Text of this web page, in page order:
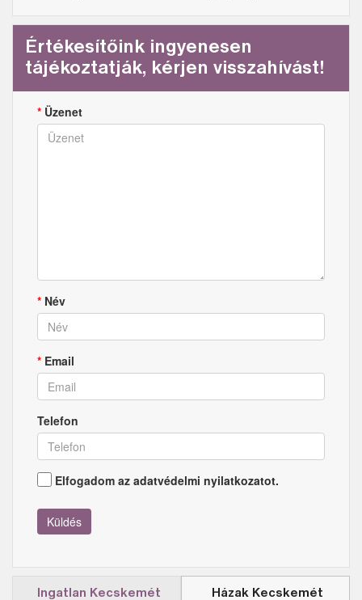
Értékesítőink ingyenesen
tájékoztatják, kérjen visszahívást!
* Üzenet
* Név
* Email
Telefon
Elfogadom az adatvédelmi nyilatkozatot.
Küldés
Ingatlan Kecskemét Házak Kecskemét